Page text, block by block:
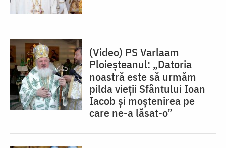
(Video) PS Varlaam
Ploieșteanul: „Datoria
noastră este să urmăm
pilda vieții Sfântului Ioan
Iacob și moștenirea pe
care ne-a lăsat-o”